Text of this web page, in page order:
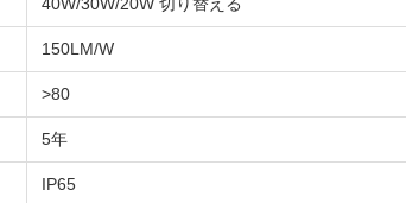
150LM/W
>80
5年
IP65